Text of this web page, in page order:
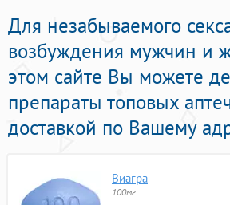
Для незабываемого
возбуждения мужчин и
этом сайте Вы можете
препараты топовых
доставкой по Вашему
Виагра
100мг